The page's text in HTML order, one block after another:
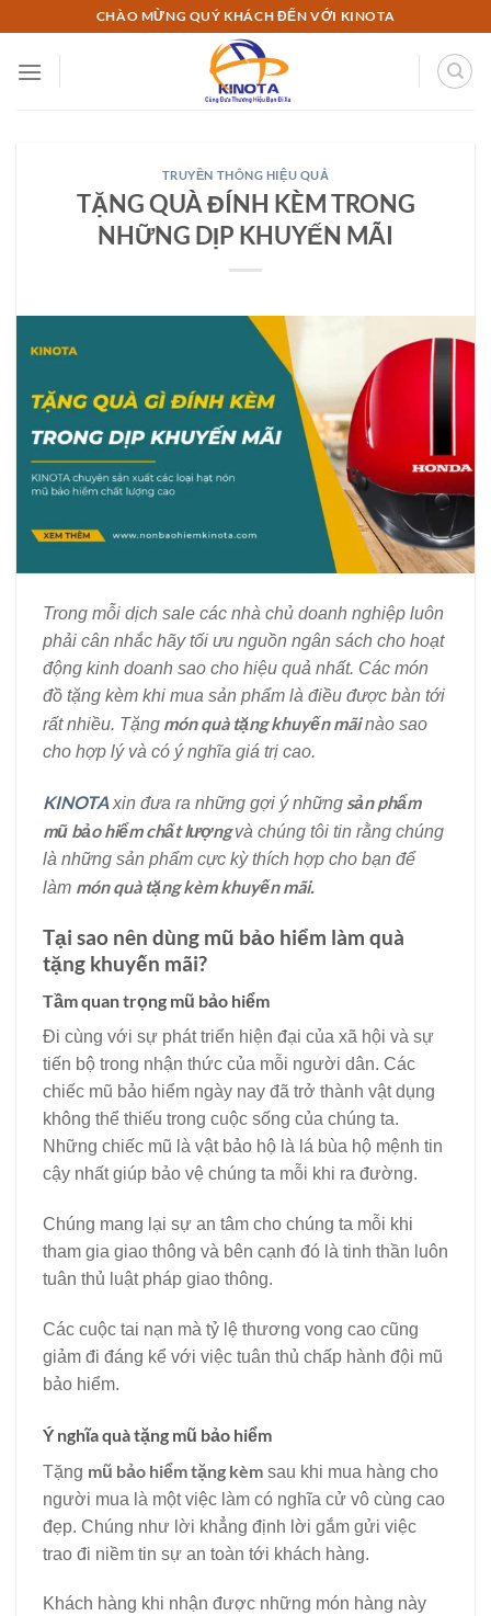
nội
CHÀO MỪNG QUÝ KHÁCH ĐẾN VỚI KINOTA
TRUYỀN THÔNG HIỆU QUẢ
TẶNG QUÀ ĐÍNH KÈM TRONG
NHỮNG DỊP KHUYẾN MÃI
Trong mỗi dịch sale các nhà chủ doanh nghiệp luôn
phải cân nhắc hãy tối ưu nguồn ngân sách cho hoạt
động kinh doanh sao cho hiệu quả nhất. Các món
đồ tặng kèm khi mua sản phẩm là điều được bàn tới
rất nhiều. Tặng món quà tặng khuyến mãinào sao
cho hợp lý và có ý nghĩa giá trị cao.
KINOTA xin đưa ra những gợi ý những sản phẩm
mũ bảo hiểm chất lượngvà chúng tôi tin rằng chúng
là những sản phẩm cực kỳ thích hợp cho bạn để
làm món quà tặng kèm khuyến mãi.
Tại sao nên dùng mũ bảo hiểm làm quà
tặng khuyến mãi?
Tầm quan trọng mũ bảo hiểm
Đi cùng với sự phát triển hiện đại của xã hội và sự
tiến bộ trong nhận thức của mỗi người dân. Các
chiếc mũ bảo hiểm ngày nay đã trở thành vật dụng
không thể thiếu trong cuộc sống của chúng ta.
Những chiếc mũ là vật bảo hộ là lá bùa hộ mệnh tin
cậy nhất giúp bảo vệ chúng ta mỗi khi ra đường.
Chúng mang lại sự an tâm cho chúng ta mỗi khi
tham gia giao thông và bên cạnh đó là tinh thần luôn
tuân thủ luật pháp giao thông.
Các cuộc tai nạn mà tỷ lệ thương vong cao cũng
giảm đi đáng kể với việc tuân thủ chấp hành đội mũ
bảo hiểm.
Ý nghĩa quà tặng mũ bảo hiểm
Tặng mũ bảo hiểm tặng kèm sau khi mua hàng cho
người mua là một việc làm có nghĩa cử vô cùng cao
đẹp. Chúng như lời khẳng định lời gắm gửi việc
trao đi niềm tin sự an toàn tới khách hàng.
Khách hàng khi nhận được những món hàng này